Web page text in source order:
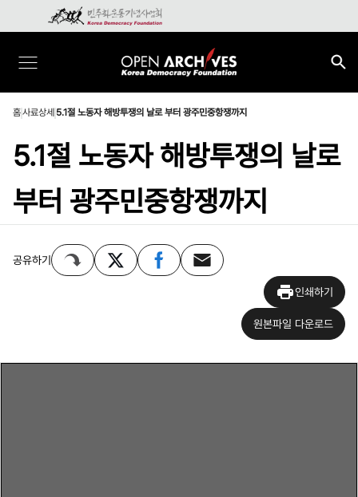
홈사료상세 5.1절 노동자 해방투쟁의 날로 부터 광주민중항쟁까지
5.1절 노동자 해방투쟁의 날로
부터 광주민중항쟁까지
공유하기
인쇄하기
원본파일 다운로드